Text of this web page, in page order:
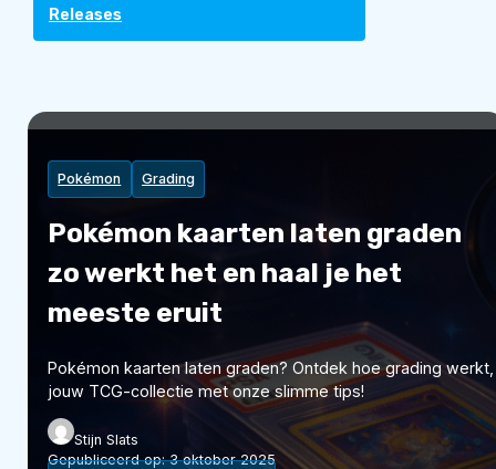
Releases
Pokémon Grading
Pokémon kaarten laten graden
zo werkt het en haal je het
meeste eruit
Pokémon kaarten laten graden? Ontdek hoe grading
jouw TCG-collectie met onze slimme tips!
Stijn Slats
Gepubliceerd op:3 oktober 2025